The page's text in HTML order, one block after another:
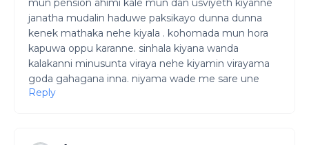
mun pension ahimi kale mun dan usviyeth kiyanne
janatha mudalin haduwe paksikayo dunna dunna
kenek mathaka nehe kiyala . kohomada mun hora
kapuwa oppu karanne. sinhala kiyana wanda
kalakanni minusunta viraya nehe kiyamin virayama
goda gahagana inna. niyama wade me sare une
Reply